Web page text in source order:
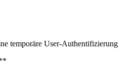
temporäre User-Authentifizierung